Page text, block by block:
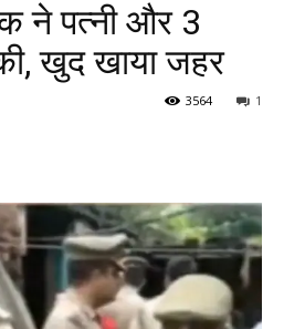
ने पत्नी और 3
खुद खाया जहर
1
3564